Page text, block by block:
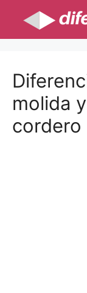
contenido
molida
cordero